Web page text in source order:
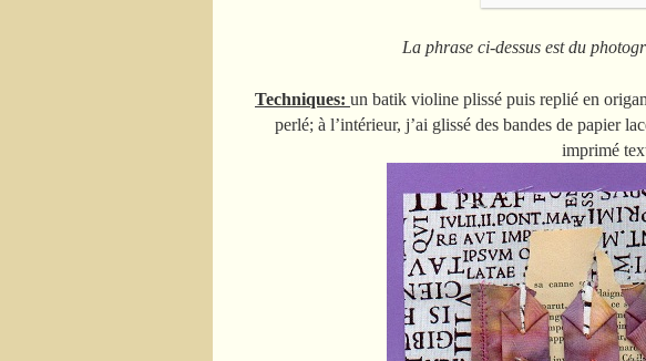
La phrase ci-dessus est du
Techniques: un batik violine plissé puis replié en
perlé; à l’intérieur, j’ai glissé des bandes de papier
imprimé